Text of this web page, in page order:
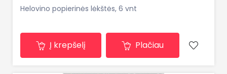
Helovino popierinės lėkštės, 6 vnt
Į krepšelį Plačiau